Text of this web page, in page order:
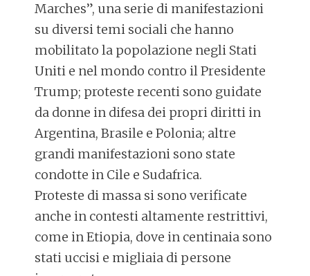
Marches”, una serie di manifestazioni
su diversi temi sociali che hanno
mobilitato la popolazione negli Stati
Uniti e nel mondo contro il Presidente
Trump; proteste recenti sono guidate
da donne in difesa dei propri diritti in
Argentina, Brasile e Polonia; altre
grandi manifestazioni sono state
condotte in Cile e Sudafrica.
Proteste di massa si sono verificate
anche in contesti altamente restrittivi,
come in Etiopia, dove in centinaia sono
stati uccisi e migliaia di persone